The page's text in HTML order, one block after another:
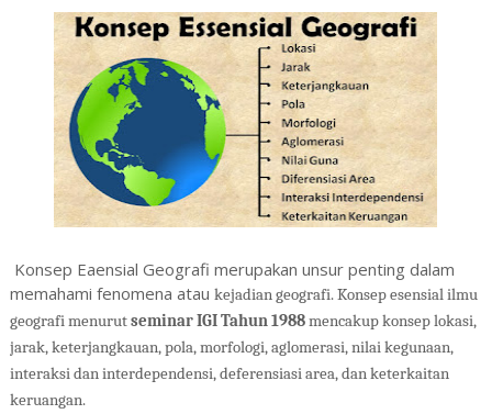
Konsep Eaensial Geografi merupakan unsur penting dalam
memahami fenomena atau kejadian geografi. Konsep esensial ilmu
geografi menurut seminar IGI Tahun 1988 mencakup konsep lokasi,
jarak, keterjangkauan, pola, morfologi, aglomerasi, nilai kegunaan,
interaksi dan interdependensi, deferensiasi area, dan keterkaitan
keruangan.